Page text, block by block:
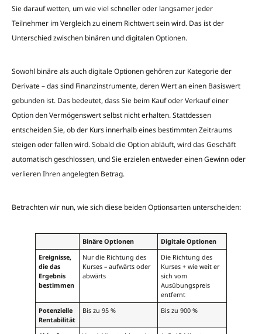
Sie darauf wetten, um wie viel schneller oder langsamer jeder
Teilnehmer im Vergleich zu einem Richtwert sein wird. Das ist der
Unterschied zwischen binären und digitalen Optionen.
Sowohl binäre als auch digitale Optionen gehören zur Kategorie der
Derivate – das sind Finanzinstrumente, deren Wert an einen Basiswert
gebunden ist. Das bedeutet, dass Sie beim Kauf oder Verkauf einer
Option den Vermögenswert selbst nicht erhalten. Stattdessen
entscheiden Sie, ob der Kurs innerhalb eines bestimmten Zeitraums
steigen oder fallen wird. Sobald die Option abläuft, wird das Geschäft
automatisch geschlossen, und Sie erzielen entweder einen Gewinn oder
verlieren Ihren angelegten Betrag.
Betrachten wir nun, wie sich diese beiden Optionsarten unterscheiden:
Binäre Optionen
Digitale Optionen
Ereignisse,
die das
Ergebnis
bestimmen
Nur die Richtung des
Kurses – aufwärts oder
abwärts
Die Richtung des
Kurses + wie weit er
sich vom
Ausübungspreis
entfernt
Potenzielle
Rentabilität
Bis zu 95 % Bis zu 900 %